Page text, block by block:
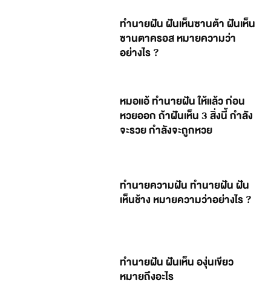
ทำนายฝัน ฝันเห็นซานต้า ฝันเห็น
ซานตาครอส หมายความว่า
อย่างไร ?
หมอแอ้ ทำนายฝัน ให้แล้ว ก่อน
หวยออก ถ้าฝันเห็น 3 สิ่งนี้ กำลัง
จะรวย กำลังจะถูกหวย
ทำนายความฝัน ทำนายฝัน ฝัน
เห็นช้าง หมายความว่าอย่างไร ?
ทำนายฝัน ฝันเห็น องุ่นเขียว
หมายถึงอะไร